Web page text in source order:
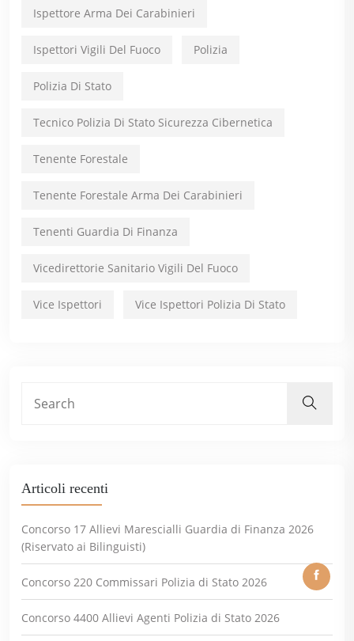
Ispettore Arma Dei Carabinieri
Ispettori Vigili Del Fuoco Polizia
Polizia Di Stato
Tecnico Polizia Di Stato Sicurezza Cibernetica
Tenente Forestale
Tenente Forestale Arma Dei Carabinieri
Tenenti Guardia Di Finanza
Vicedirettorie Sanitario Vigili Del Fuoco
Vice Ispettori Vice Ispettori Polizia Di Stato
Articoli recenti
Concorso 17 Allievi Marescialli Guardia di Finanza 2026
(Riservato ai Bilinguisti)
Concorso 220 Commissari Polizia di Stato 2026
Concorso 4400 Allievi Agenti Polizia di Stato 2026